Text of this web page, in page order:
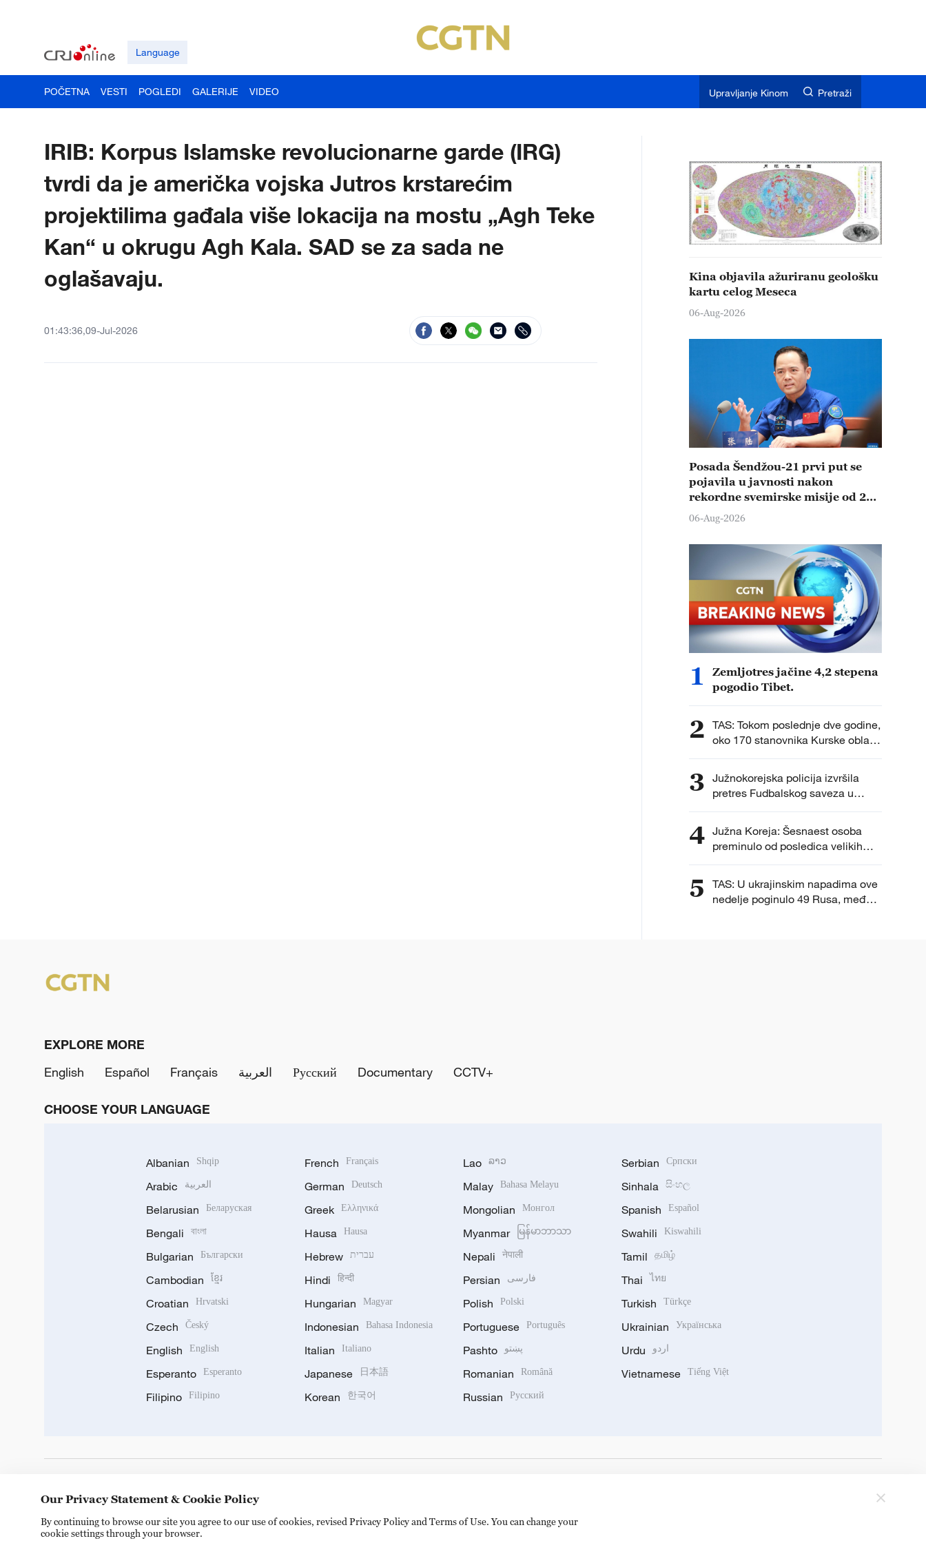
Language
POČETNA VESTI POGLEDI GALERIJE VIDEO Upravljanje Kinom Pretraži
IRIB: Korpus Islamske revolucionarne garde (IRG)
tvrdi da je američka vojska Jutros krstarećim
projektilima gađala više lokacija na mostu „Agh Teke
Kan“ u okrugu Agh Kala. SAD se za sada ne
oglašavaju.
01:43:36,09-Jul-2026
Kina objavila ažuriranu geološku
kartu celog Meseca
06-Aug-2026
Posada Šendžou-21 prvi put se
pojavila u javnosti nakon
rekordne svemirske misije od 210
dana
06-Aug-2026
1
Zemljotres jačine 4,2 stepena
pogodio Tibet.
2 TAS: Tokom poslednje dve godine,
oko 170 stanovnika Kurske oblasti
vraćeno je u Rusiju sa teritorije
navodima ruskih vlasti, nalazili
protiv svoje volje nakon što su
ukrajinske oružane snage
privremeno zauzele delove
regiona.
3 Južnokorejska policija izvršila
pretres Fudbalskog saveza u
istrazi o imenovanju selektora.
4 Južna Koreja: Šesnaest osoba
preminulo od posledica velikih
vrućina ovog leta.
5
TAS: U ukrajinskim napadima ove
nedelje poginulo 49 Rusa, među
EXPLORE MORE
English
Español Français العربية Русский Documentary CCTV+
CHOOSE YOUR LANGUAGE
Albanian Shqip
Arabic العربية
Belarusian Беларуская
Bengali বাংলা
Bulgarian Български
Cambodian ខ្មែរ
Croatian Hrvatski
Czech Český
English English
Esperanto Esperanto
Filipino Filipino
French Français
German Deutsch
Greek Ελληνικά
Hausa Hausa
Hebrew עברית
Hindi हिन्दी
Hungarian Magyar
Indonesian Bahasa Indonesia
Italian Italiano
Japanese 日本語
Korean 한국어
Lao ລາວ
Malay Bahasa Melayu
Mongolian Монгол
Myanmar မြန်မာဘာသာ
Nepali नेपाली
Persian فارسی
Polish Polski
Portuguese Português
Pashto پښتو
Romanian Română
Russian Русский
Serbian Српски
Sinhala සිංහල
Spanish Español
Swahili Kiswahili
Tamil தமிழ்
Thai ไทย
Turkish Türkçe
Ukrainian Українська
Urdu اردو
Vietnamese Tiếng Việt
Our Privacy Statement & Cookie Policy
By continuing to browse our site you agree to our use of cookies, revised Privacy Policy and Terms of Use. You can change your
cookie settings through your browser.